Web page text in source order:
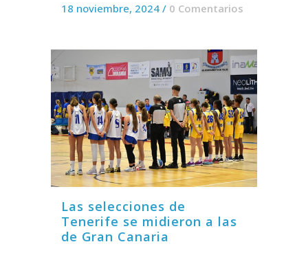
18 noviembre, 2024 / 0 Comentarios
Las selecciones de
Tenerife se midieron a las
de Gran Canaria